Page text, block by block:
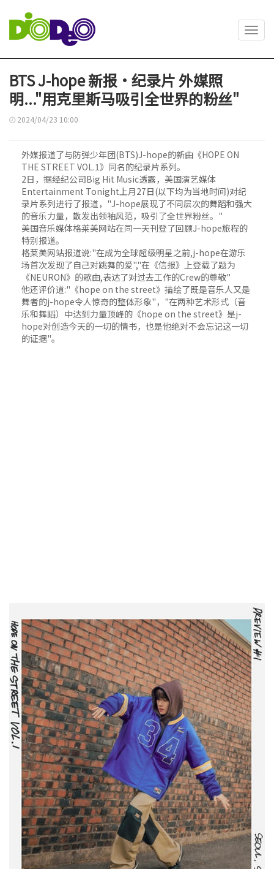
BTS J-hope 新报·纪录片 外媒照
明..."用克里斯马吸引全世界的粉丝"
2024/04/23 10:00
外媒报道了与防弹少年团(BTS)J-hope的新曲《HOPE ON
THE STREET VOL.1》同名的纪录片系列。
2日，据经纪公司Big Hit Music透露，美国演艺媒体
Entertainment Tonight上月27日(以下均为当地时间)对纪
录片系列进行了报道，"J-hope展现了不同层次的舞蹈和强大
的音乐力量，散发出领袖风范，吸引了全世界粉丝。"
美国音乐媒体格莱美网站在同一天刊登了回顾J-hope旅程的
特别报道。
格莱美网站报道说:"在成为全球超级明星之前,j-hope在游乐
场首次发现了自己对跳舞的爱","在《信报》上登载了题为
《NEURON》的歌曲,表达了对过去工作的Crew的尊敬"
他还评价道:"《hope on the street》描绘了既是音乐人又是
舞者的j-hope令人惊奇的整体形象"，"在两种艺术形式（音
乐和舞蹈）中达到力量顶峰的《hope on the street》是j-
hope对创造今天的一切的情书，也是他绝对不会忘记这一切
的证据"。